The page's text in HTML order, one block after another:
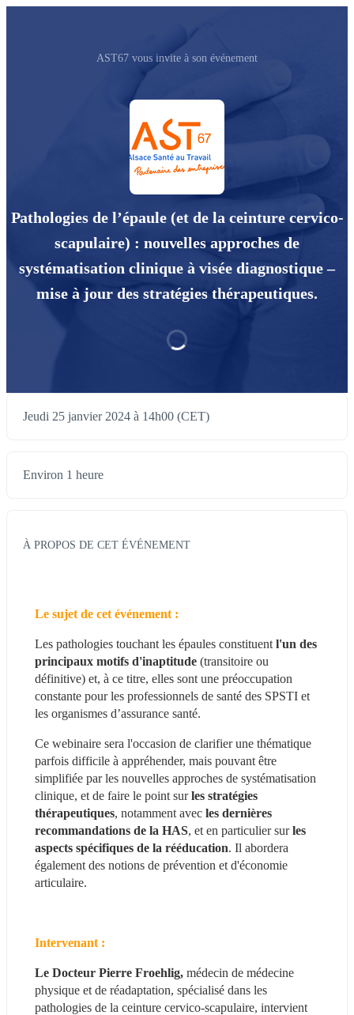
AST67 vous invite à son événement
Pathologies de l’épaule (et de la ceinture cervico-
scapulaire) : nouvelles approches de
systématisation clinique à visée diagnostique –
mise à jour des stratégies thérapeutiques.
Jeudi 25 janvier 2024 à 14h00 (CET)
Environ 1 heure
À PROPOS DE CET ÉVÉNEMENT
Le sujet de cet événement :
Les pathologies touchant les épaules constituent l'un des
principaux motifs d'inaptitude (transitoire ou
définitive) et, à ce titre, elles sont une préoccupation
constante pour les professionnels de santé des SPSTI et
les organismes d’assurance santé.
Ce webinaire sera l'occasion de clarifier une thématique
parfois difficile à appréhender, mais pouvant être
simplifiée par les nouvelles approches de systématisation
clinique, et de faire le point sur les stratégies
thérapeutiques, notamment avec les dernières
recommandations de la HAS, et en particulier sur les
aspects spécifiques de la rééducation. Il abordera
également des notions de prévention et d'économie
articulaire.
Intervenant :
Le Docteur Pierre Froehlig, médecin de médecine
physique et de réadaptation, spécialisé dans les
pathologies de la ceinture cervico-scapulaire, intervient